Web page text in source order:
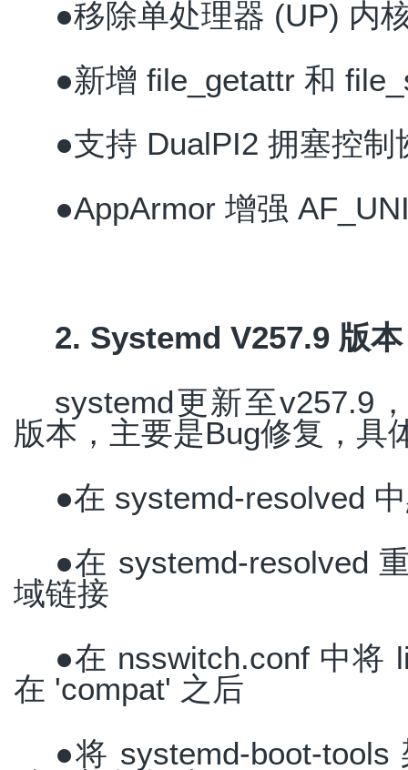
●移除单处理器 (UP) 内
●新增 file_getattr 和
●支持 DualPI2 拥塞控制
●AppArmor 增强
2. Systemd V257.9 版本
systemd更新至v257.9
版本，主要是Bug修复，具
●在 systemd-resolved
●在 systemd-resolved
域链接
●在 nsswitch.conf 中将
在 'compat' 之后
●将 systemd-boot-